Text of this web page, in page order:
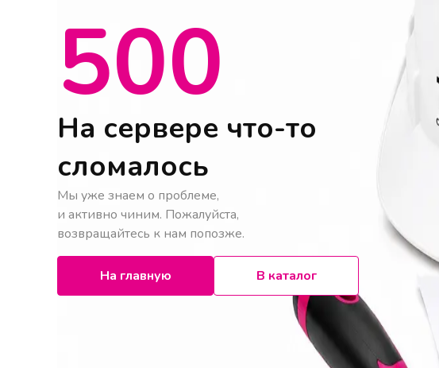
500
На сервере что-то
сломалось
Мы уже знаем о проблеме,
и активно чиним. Пожалуйста,
возвращайтесь к нам попозже.
На главную В каталог